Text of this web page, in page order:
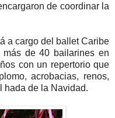
de coordinar la
a cargo del ballet Caribe
de 40 bailarines en
con un repertorio que
acrobacias, renos,
hada de la Navidad.